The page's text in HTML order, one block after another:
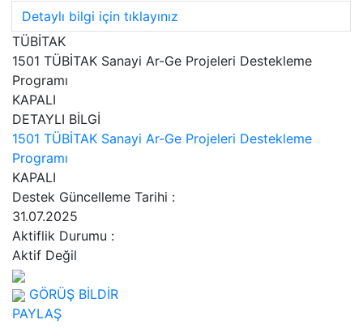
Detaylı bilgi için tıklayınız
TÜBİTAK
1501 TÜBİTAK Sanayi Ar-Ge Projeleri Destekleme
Programı
KAPALI
DETAYLI BİLGİ
1501 TÜBİTAK Sanayi Ar-Ge Projeleri Destekleme
Programı
KAPALI
Destek Güncelleme Tarihi :
31.07.2025
Aktiflik Durumu :
Aktif Değil
GÖRÜŞ BİLDİR
PAYLAŞ